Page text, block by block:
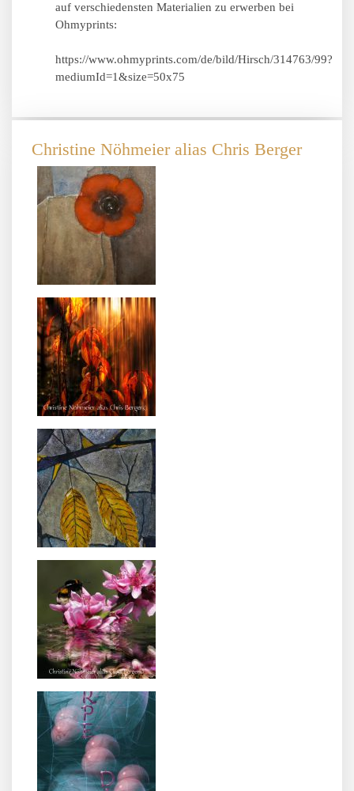
auf verschiedensten Materialien zu erwerben bei
Ohmyprints:
https://www.ohmyprints.com/de/bild/Hirsch/314763/99?
mediumId=1&size=50x75
Christine Nöhmeier alias Chris Berger